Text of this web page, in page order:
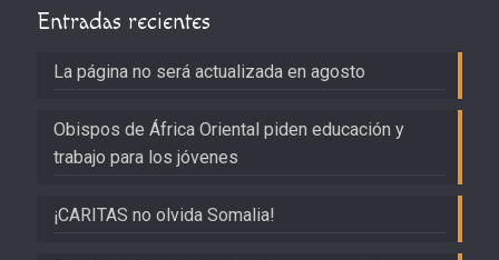
Entradas recientes
La página no será actualizada en agosto
Obispos de África Oriental piden educación y
trabajo para los jóvenes
¡CARITAS no olvida Somalia!